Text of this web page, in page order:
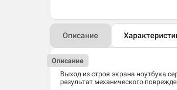
Описание
Описание
Выход из строя экрана ноутбука
результат механического